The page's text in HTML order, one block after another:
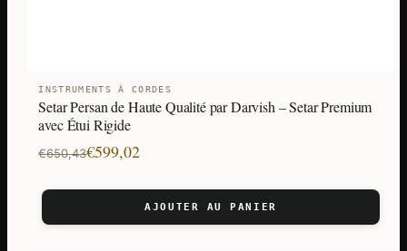
INSTRUMENTS À CORDES
Setar Persan de Haute Qualité par Darvish – Setar Premium
avec Étui Rigide
€650,43
Le
initial
était :
€599,02
Le
actuel
est :
AJOUTER AU PANIER